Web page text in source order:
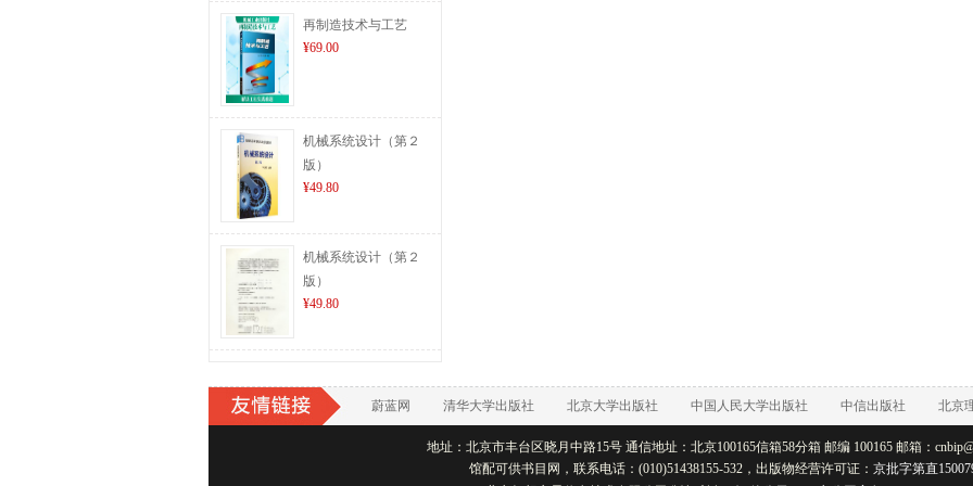
再制造技术与工艺
¥69.00
机械系统设计（第２
版）
¥49.80
机械系统设计（第２
版）
¥49.80
蔚蓝网 清华大学出版社 北京大学出版社 中国人民大学出版社 中信出版社 北京
地址：北京市丰台区晓月中路15号 通信地址：北京100165信箱58分箱 邮编 100165 邮箱：
馆配可供书目网，联系电话：(010)51438155-532，出版物经营许可证： 京批字第直